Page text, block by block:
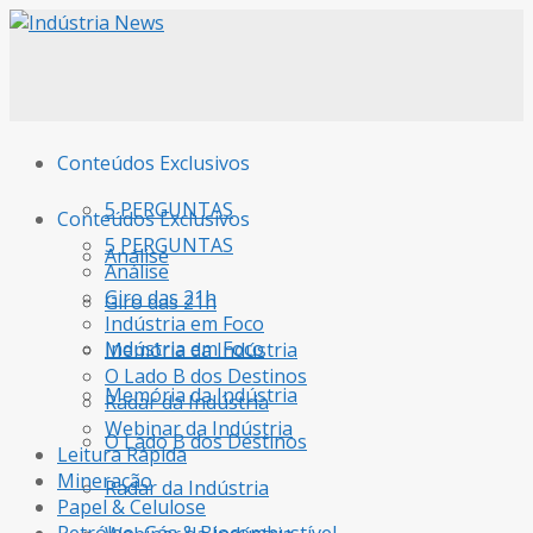
Conteúdos Exclusivos
5 PERGUNTAS
Análise
Giro das 21h
Indústria em Foco
Memória da Indústria
O Lado B dos Destinos
Radar da Indústria
Conteúdos Exclusivos
5 PERGUNTAS
Análise
Giro das 21h
Indústria em Foco
Memória da Indústria
O Lado B dos Destinos
Radar da Indústria
Webinar da Indústria
Leitura Rápida
Mineração
Papel & Celulose